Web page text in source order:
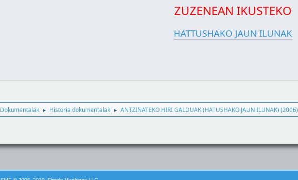
ZUZENEAN IKUSTEKO
HATTUSHAKO JAUN ILUNAK
Dokumentalak ► Historia dokumentalak ► ANTZINATEKO HIRI GALDUAK (HATUSHAKO JAUN ILUNAK) (2006)